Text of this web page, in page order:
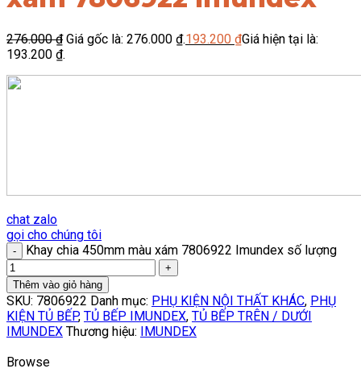
276.000₫ Giá gốc là: 276.000 ₫.193.200 ₫Giá hiện tại là:
193.200 ₫.
chat zalo
gọi cho chúng tôi
Khay chia 450mm màu xám 7806922 Imundex số lượng
Thêm vào giỏ hàng
SKU: 7806922 Danh mục: PHỤ KIỆN NỘI THẤT KHÁC, PHỤ
KIỆN TỦ BẾP, TỦ BẾP IMUNDEX, TỦ BẾP TRÊN / DƯỚI
IMUNDEX Thương hiệu: IMUNDEX
Browse